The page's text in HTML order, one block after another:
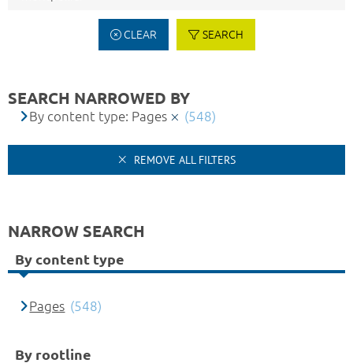
CLEAR SEARCH
SEARCH NARROWED BY
By content type: Pages (548)
REMOVE ALL FILTERS
NARROW SEARCH
By content type
Pages (548)
By rootline